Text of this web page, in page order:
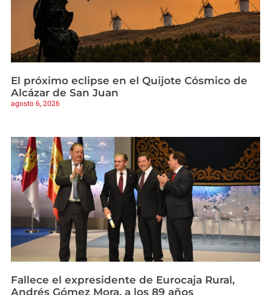
El próximo eclipse en el Quijote Cósmico de
Alcázar de San Juan
agosto 6, 2026
Fallece el expresidente de Eurocaja Rural,
Andrés Gómez Mora, a los 89 años